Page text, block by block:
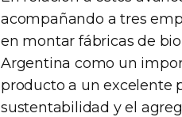
acompañando a tres
en montar fábricas de
Argentina como un
producto a un excelente
sustentabilidad y el